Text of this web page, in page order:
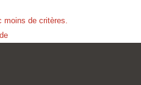
moins de critères.